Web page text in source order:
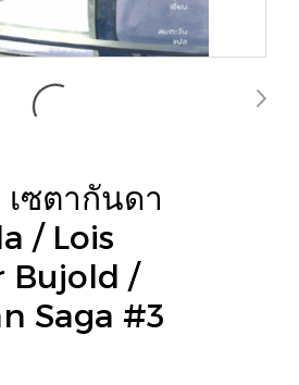
ซตากันดา
/ Lois
Bujold /
Saga #3